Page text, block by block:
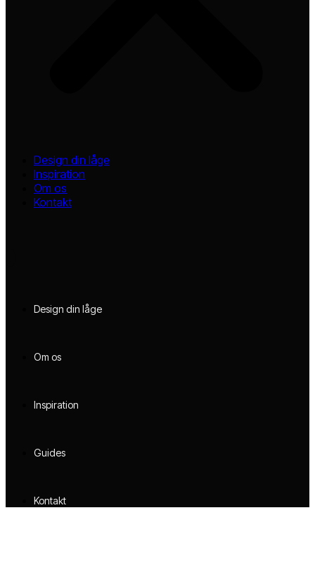
Design din låge
Inspiration
Om os
Kontakt
Design din låge
Om os
Inspiration
Guides
Kontakt